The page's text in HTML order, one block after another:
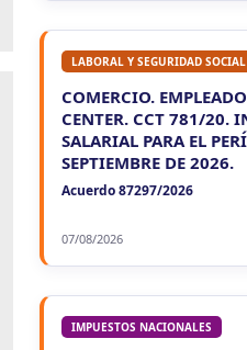
LABORAL Y SEGURIDAD SOCIAL
COMERCIO.
CENTER. CCT 781/20.
SALARIAL PARA EL
SEPTIEMBRE DE 2026.
Acuerdo 87297/2026
07/08/2026
IMPUESTOS NACIONALES